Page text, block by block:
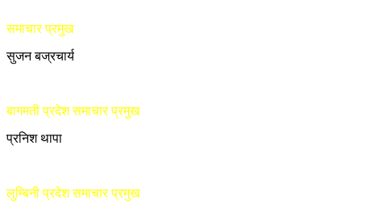
समाचार प्रमुख
सुजन बज्रचार्य
बागमती प्रदेश समाचार प्रमुख
प्रनिश थापा
लुम्बिनी प्रदेश समाचार प्रमुख